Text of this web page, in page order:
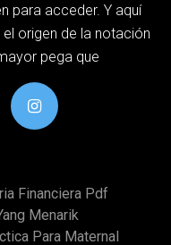
para acceder. Y aquí
origen de la notación
pega que
Financiera Pdf
Menarik
Para Maternal